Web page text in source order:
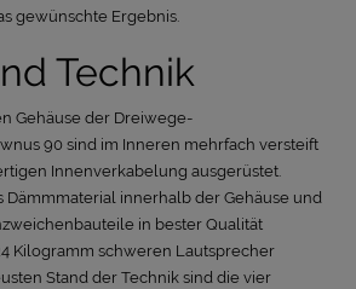
gewünschte Ergebnis
Technik
Gehäuse der Dreiwege-
90 sind im Inneren mehrfach versteift
Innenverkabelung ausgerüstet.
Dämmmaterial innerhalb der Gehäuse und
in bester Qualität
Kilogramm schweren Lautsprecher
Stand der Technik sind die vier